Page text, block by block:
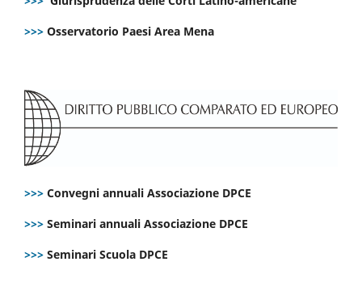
>>> Osservatorio Paesi Area Mena
>>> Convegni annuali Associazione DPCE
>>> Seminari annuali Associazione DPCE
>>> Seminari Scuola DPCE